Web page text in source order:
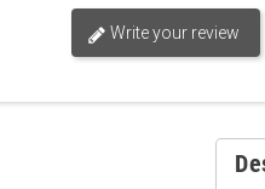
Write your review